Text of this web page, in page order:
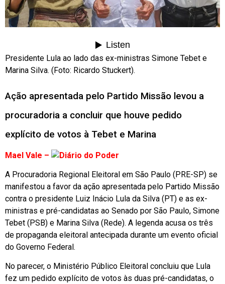
Presidente Lula ao lado das ex-ministras Simone Tebet e
Marina Silva. (Foto: Ricardo Stuckert).
Ação apresentada pelo Partido Missão levou a
procuradoria a concluir que houve pedido
explícito de votos à Tebet e Marina
Mael Vale –
A Procuradoria Regional Eleitoral em São Paulo (PRE-SP) se
manifestou a favor da ação apresentada pelo Partido Missão
contra o presidente Luiz Inácio Lula da Silva (PT) e as ex-
ministras e pré-candidatas ao Senado por São Paulo, Simone
Tebet (PSB) e Marina Silva (Rede). A legenda acusa os três
de propaganda eleitoral antecipada durante um evento oficial
do Governo Federal.
No parecer, o Ministério Público Eleitoral concluiu que Lula
fez um pedido explícito de votos às duas pré-candidatas, o